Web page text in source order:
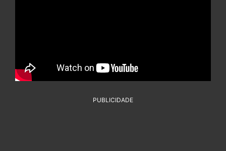
PUBLICIDADE